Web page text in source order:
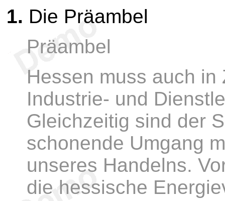
1. Die Präambel
Präambel
Hessen muss auch
Industrie- und
Gleichzeitig sind der
schonende Umgang
unseres Handelns.
die hessische